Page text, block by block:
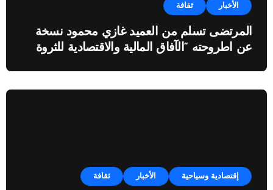
الأخبار ثقافة
المرتضى تسلم من العميد غازي محمود نسخة
عن اطروحته “الآفاق المالية والاقتصادية للثروة
إقتصادية وسياحية الأخبار ثقافة